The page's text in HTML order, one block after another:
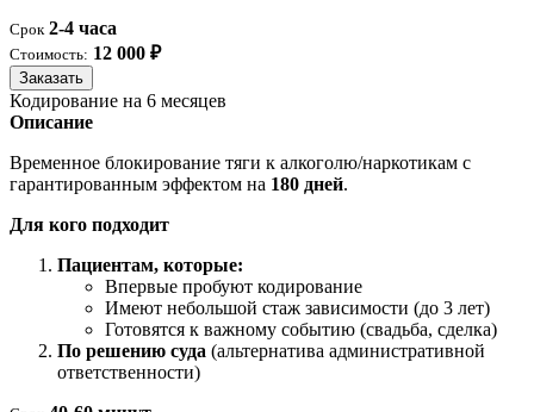
Срок 2-4 часа
Стоимость: 12 000 ₽
Заказать
Кодирование на 6 месяцев
Описание
Временное блокирование тяги к алкоголю/наркотикам с
гарантированным эффектом на 180 дней.
Для кого подходит
Пациентам, которые:
Впервые пробуют кодирование
Имеют небольшой стаж зависимости (до 3 лет)
Готовятся к важному событию (свадьба, сделка)
По решению суда (альтернатива административной
ответственности)